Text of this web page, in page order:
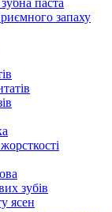
паста
запаху
зубів
ясен